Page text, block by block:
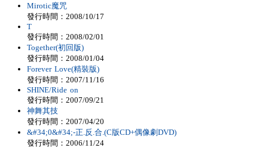
Mirotic魔咒
發行時間：2008/10/17
T
發行時間：2008/02/01
Together(初回版)
發行時間：2008/01/04
Forever Love(精裝版)
發行時間：2007/11/16
SHINE/Ride on
發行時間：2007/09/21
神舞其技
發行時間：2007/04/20
&#34;0&#34;-正.反.合.(C版CD+偶像劇DVD)
發行時間：2006/11/24